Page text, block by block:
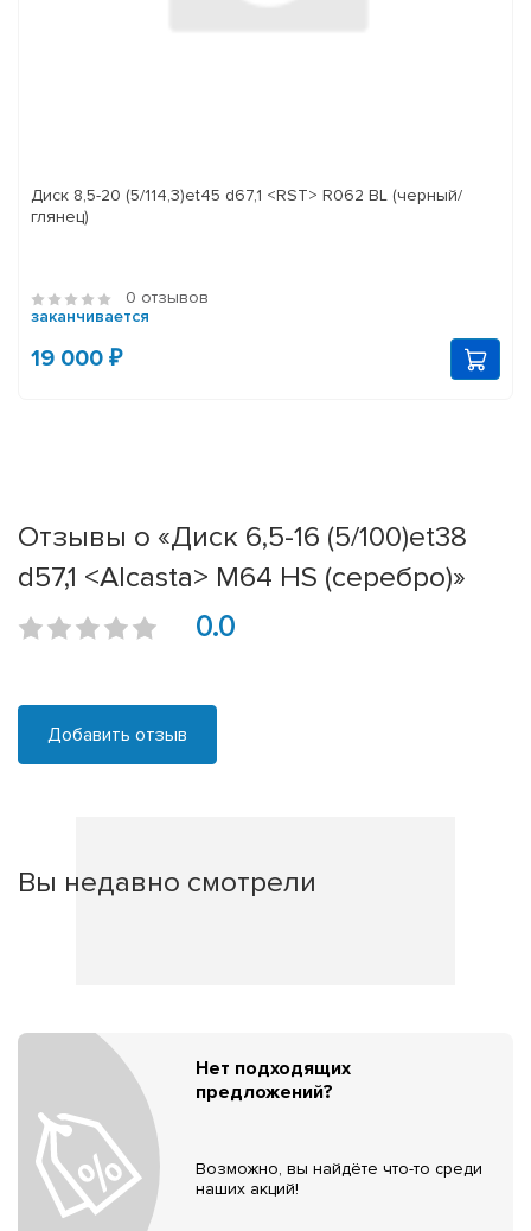
Диск 8,5-20 (5/114,3)et45 d67,1 <RST> R062 BL (черный/
глянец)
0 отзывов
заканчивается
19 000 ₽
Отзывы о «Диск 6,5-16 (5/100)et38
d57,1 <Alcasta> M64 HS (серебро)»
0.0
Добавить отзыв
Вы недавно смотрели
Нет подходящих
предложений?
Возможно, вы найдёте что-то среди
наших акций!